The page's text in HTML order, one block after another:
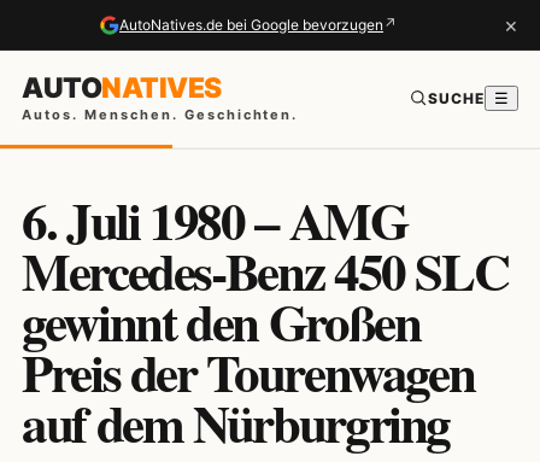
AutoNatives.de bei Google bevorzugen ↗ ×
AUTONATIVES
Autos. Menschen. Geschichten.
SUCHE ☰
6. Juli 1980 – AMG
Mercedes-Benz 450 SLC
gewinnt den Großen
Preis der Tourenwagen
auf dem Nürburgring